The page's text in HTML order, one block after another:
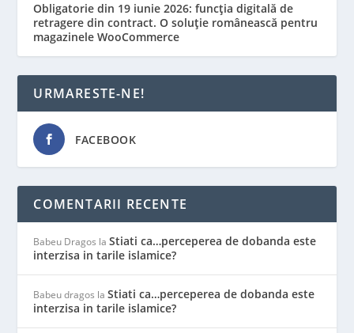
Obligatorie din 19 iunie 2026: funcția digitală de
retragere din contract. O soluție românească pentru
magazinele WooCommerce
URMARESTE-NE!
FACEBOOK
COMENTARII RECENTE
Babeu Dragos laStiati ca…perceperea de dobanda este
interzisa in tarile islamice?
Babeu dragos laStiati ca…perceperea de dobanda este
interzisa in tarile islamice?